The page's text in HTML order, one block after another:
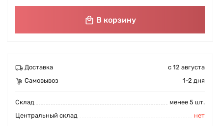
В корзину
Доставка
с 12 августа
Самовывоз
1-2 дня
Cклад
менее 5 шт.
Центральный склад
нет